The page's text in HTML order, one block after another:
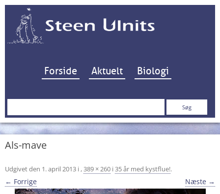
Hop til indhold
Forside Aktuelt Biologi
Søg
Als-mave
Udgivet den 1. april 2013 i ,389 × 260 i35 år med kystflue!.
← Forrige Næste →